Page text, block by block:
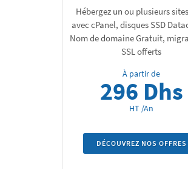
Hébergez un ou plusieurs
avec cPanel, disques SSD
Nom de domaine Gratuit,
SSL offerts
À partir de
296 Dhs
HT /An
DÉCOUVREZ NOS OFFRES